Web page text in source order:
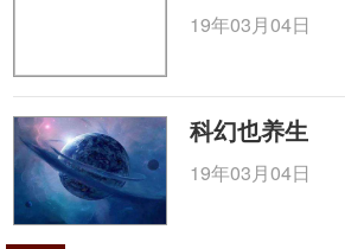
19年03月04日
科幻也养生
19年03月04日